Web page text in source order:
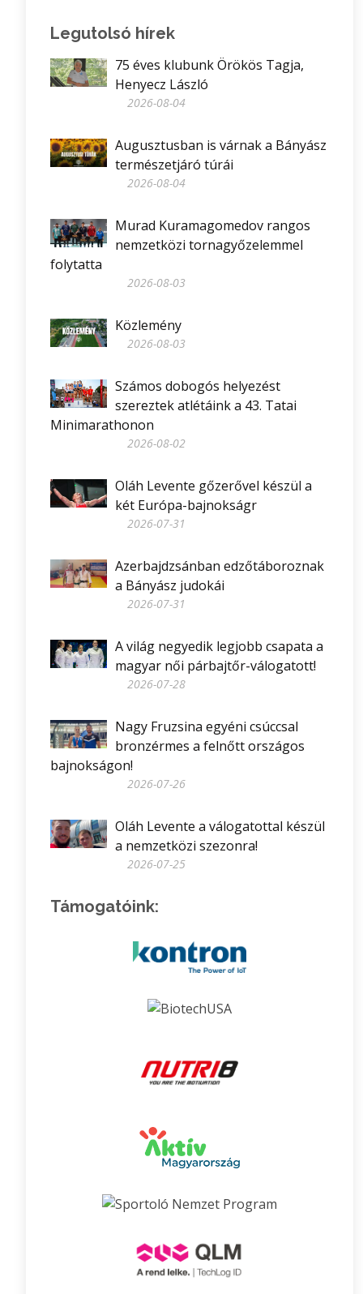
Legutolsó hírek
75 éves klubunk Örökös Tagja,
Henyecz László
2026-08-04
Augusztusban is várnak a Bányász
természetjáró túrái
2026-08-04
Murad Kuramagomedov rangos
nemzetközi tornagyőzelemmel
folytatta
2026-08-03
Közlemény
2026-08-03
Számos dobogós helyezést
szereztek atlétáink a 43. Tatai
Minimarathonon
2026-08-02
Oláh Levente gőzerővel készül a
két Európa-bajnokságr
2026-07-31
Azerbajdzsánban edzőtáboroznak
a Bányász judokái
2026-07-31
A világ negyedik legjobb csapata a
magyar női párbajtőr-válogatott!
2026-07-28
Nagy Fruzsina egyéni csúccsal
bronzérmes a felnőtt országos
bajnokságon!
2026-07-26
Oláh Levente a válogatottal készül
a nemzetközi szezonra!
2026-07-25
Támogatóink: